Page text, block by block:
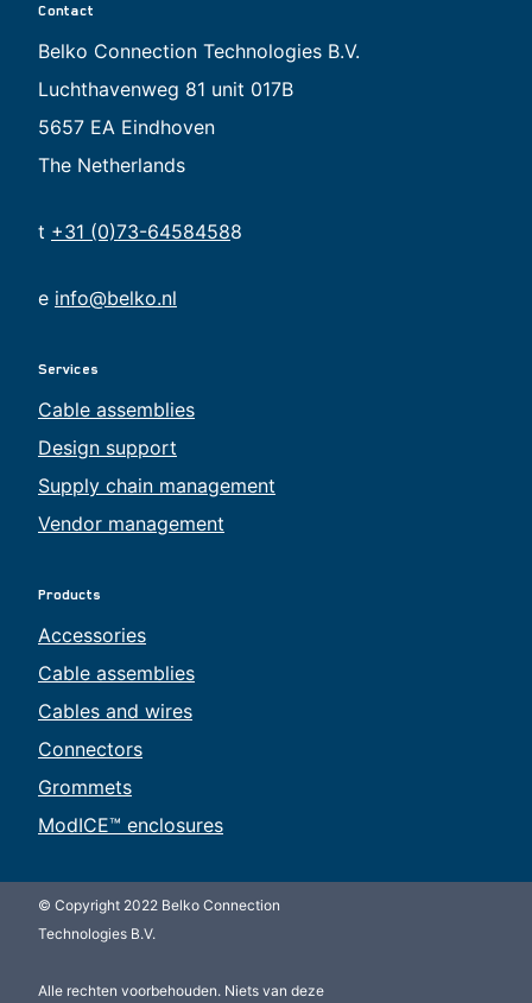
Contact
Belko Connection Technologies B.V.
Luchthavenweg 81 unit 017B
5657 EA Eindhoven
The Netherlands
t +31 (0)73-64584588
e info@belko.nl
Services
Cable assemblies
Design support
Supply chain management
Vendor management
Products
Accessories
Cable assemblies
Cables and wires
Connectors
Grommets
ModICE™ enclosures
© Copyright 2022 Belko Connection
Technologies B.V.
Alle rechten voorbehouden. Niets van deze